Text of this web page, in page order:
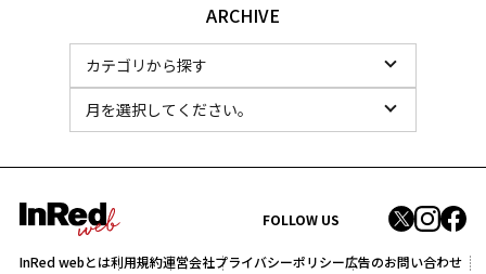
ARCHIVE
FOLLOW US
InRed webとは利用規約運営会社プライバシーポリシー広告のお問い合わせ